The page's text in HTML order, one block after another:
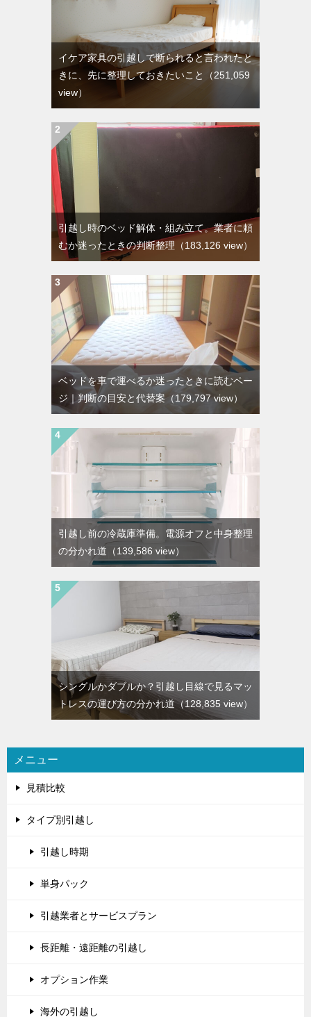
イケア家具の引越しで断られると言われたと
きに、先に整理しておきたいこと
（251,059
view）
引越し時のベッド解体・組み立て。業者に頼
むか迷ったときの判断整理 （183,126 view）
ベッドを車で運べるか迷ったときに読むペー
ジ｜判断の目安と代替案 （179,797 view）
引越し前の冷蔵庫準備。電源オフと中身整理
の分かれ道 （139,586 view）
シングルかダブルか？引越し目線で見るマッ
トレスの運び方の分かれ道（128,835 view）
メニュー
見積比較
タイプ別引越し
引越し時期
単身パック
引越業者とサービスプラン
長距離・遠距離の引越し
オプション作業
海外の引越し